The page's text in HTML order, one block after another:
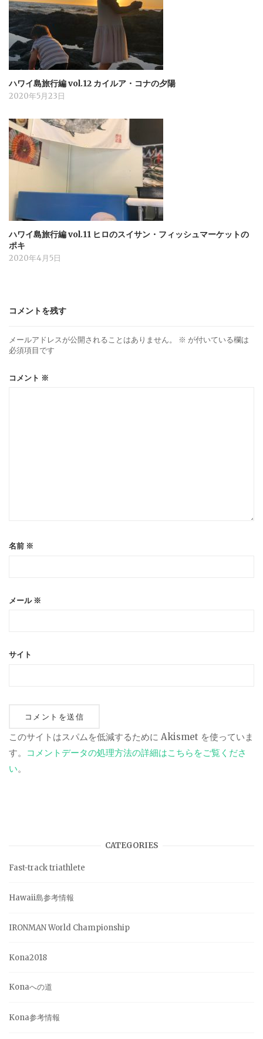
ハワイ島旅行編 vol.12 カイルア・コナの夕陽
2020年5月23日
ハワイ島旅行編 vol.11 ヒロのスイサン・フィッシュマーケットの
ポキ
2020年4月5日
コメントを残す
メールアドレスが公開されることはありません。 ※ が付いている欄は
必須項目です
コメント ※
名前 ※
メール ※
サイト
このサイトはスパムを低減するために Akismet を使っていま
す。
コメントデータの処理方法の詳細はこちらをご覧くださ
い。
CATEGORIES
Fast-track triathlete
Hawaii島参考情報
IRONMAN World Championship
Kona2018
Konaへの道
Kona参考情報